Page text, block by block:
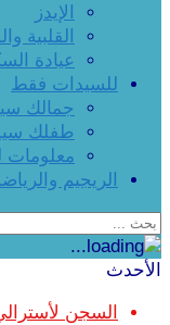
الإيدز
القلبية
عيادة
للسيدات فقط
جمالك
طفلك
معلومات
الريجيم
الأحدث
السجن